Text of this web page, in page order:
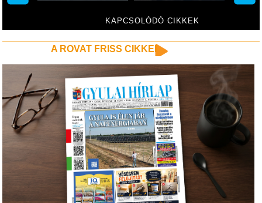
KAPCSOLÓDÓ CIKKEK
A ROVAT FRISS CIKKEI